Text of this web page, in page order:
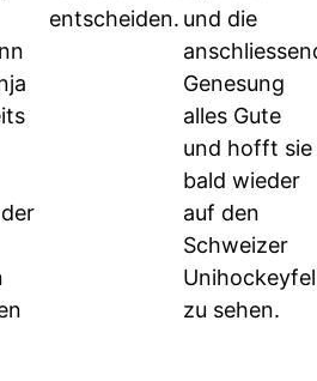
entscheiden. und die
Genesung
alles Gute
und hofft sie
bald wieder
auf den
Schweizer
zu sehen.